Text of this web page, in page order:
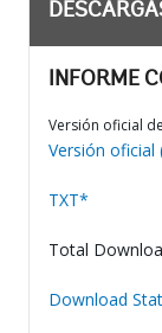
INFORME
Versión oficial
Versión oficial
TXT*
Total
Download